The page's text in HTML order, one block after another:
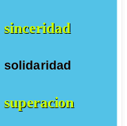
sinceridad
solidaridad
superacion